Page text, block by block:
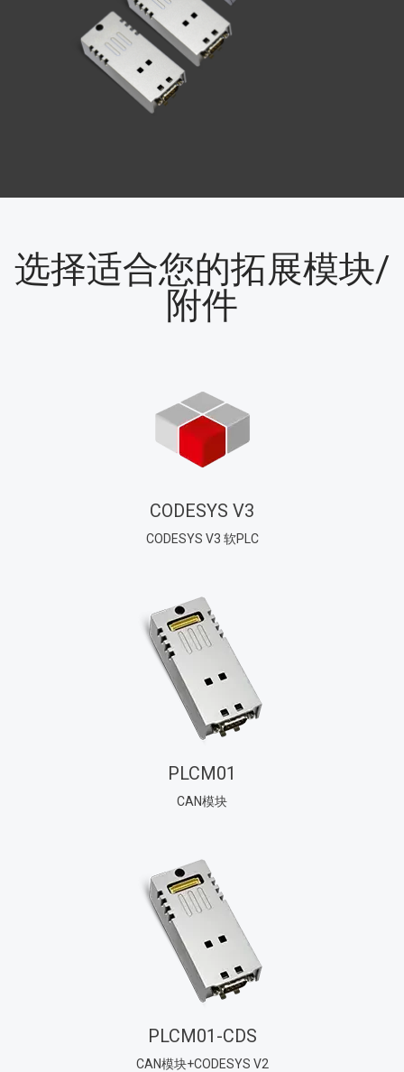
选择适合您的拓展模块/
附件
CODESYS V3
CODESYS V3 软PLC
PLCM01
CAN模块
PLCM01-CDS
CAN模块+CODESYS V2